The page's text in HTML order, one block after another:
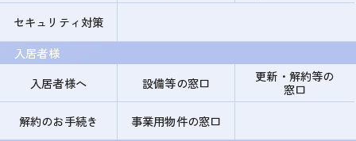
セキュリティ対策
入居者様
入居者様へ
設備等の窓口
更新・解約等の
窓口
解約のお手続き
事業用物件の窓口